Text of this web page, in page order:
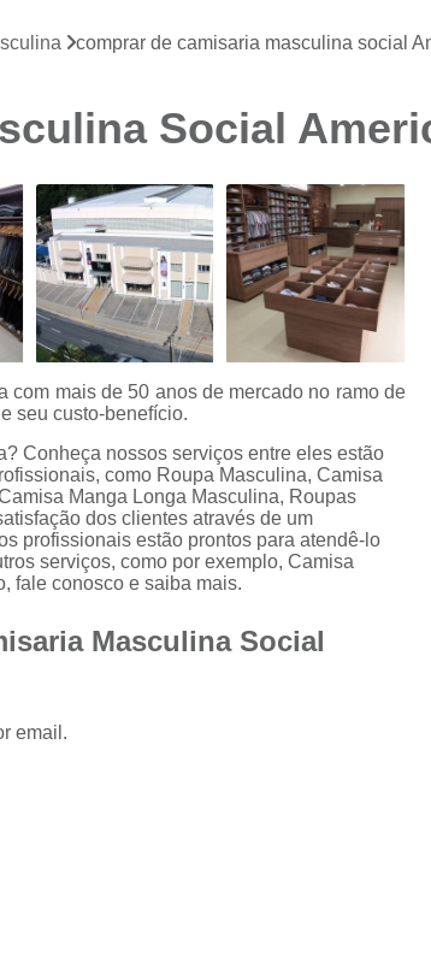
Camisa Masculina
Camisa Masculina
Camisa Branca Plus Size
Camisa Jeans
Camisa Social Branca Plus Size
Camisa Social Plus Size
Camisa Xadrez Masculina Plus Size
Camisa Masculina Manga Curta Slim Fit
Camisa Social Masculina Slim Fit
Camisa
Camisa Social Slim Fit Masculina
Camisa
Camisa Branca Slim Masculina
Camisa Jeans Slim Masculina
Camisa Masculina Slim Fit Manga
Camisa Branca
comprar de camisaria masculina social
Social
com mais de 50 anos de mercado no ramo de
seu custo-benefício.
Conheça nossos serviços entre eles estão
como Roupa Masculina, Camisa
Manga Longa Masculina, Roupas
dos clientes através de um
profissionais estão prontos para atendê-lo
serviços, como por exemplo, Camisa
fale conosco e saiba mais.
Masculina Social
email.